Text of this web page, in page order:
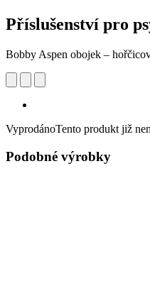
Příslušenství pro
Bobby Aspen obojek –
VyprodánoTento produkt již
Podobné výrobky